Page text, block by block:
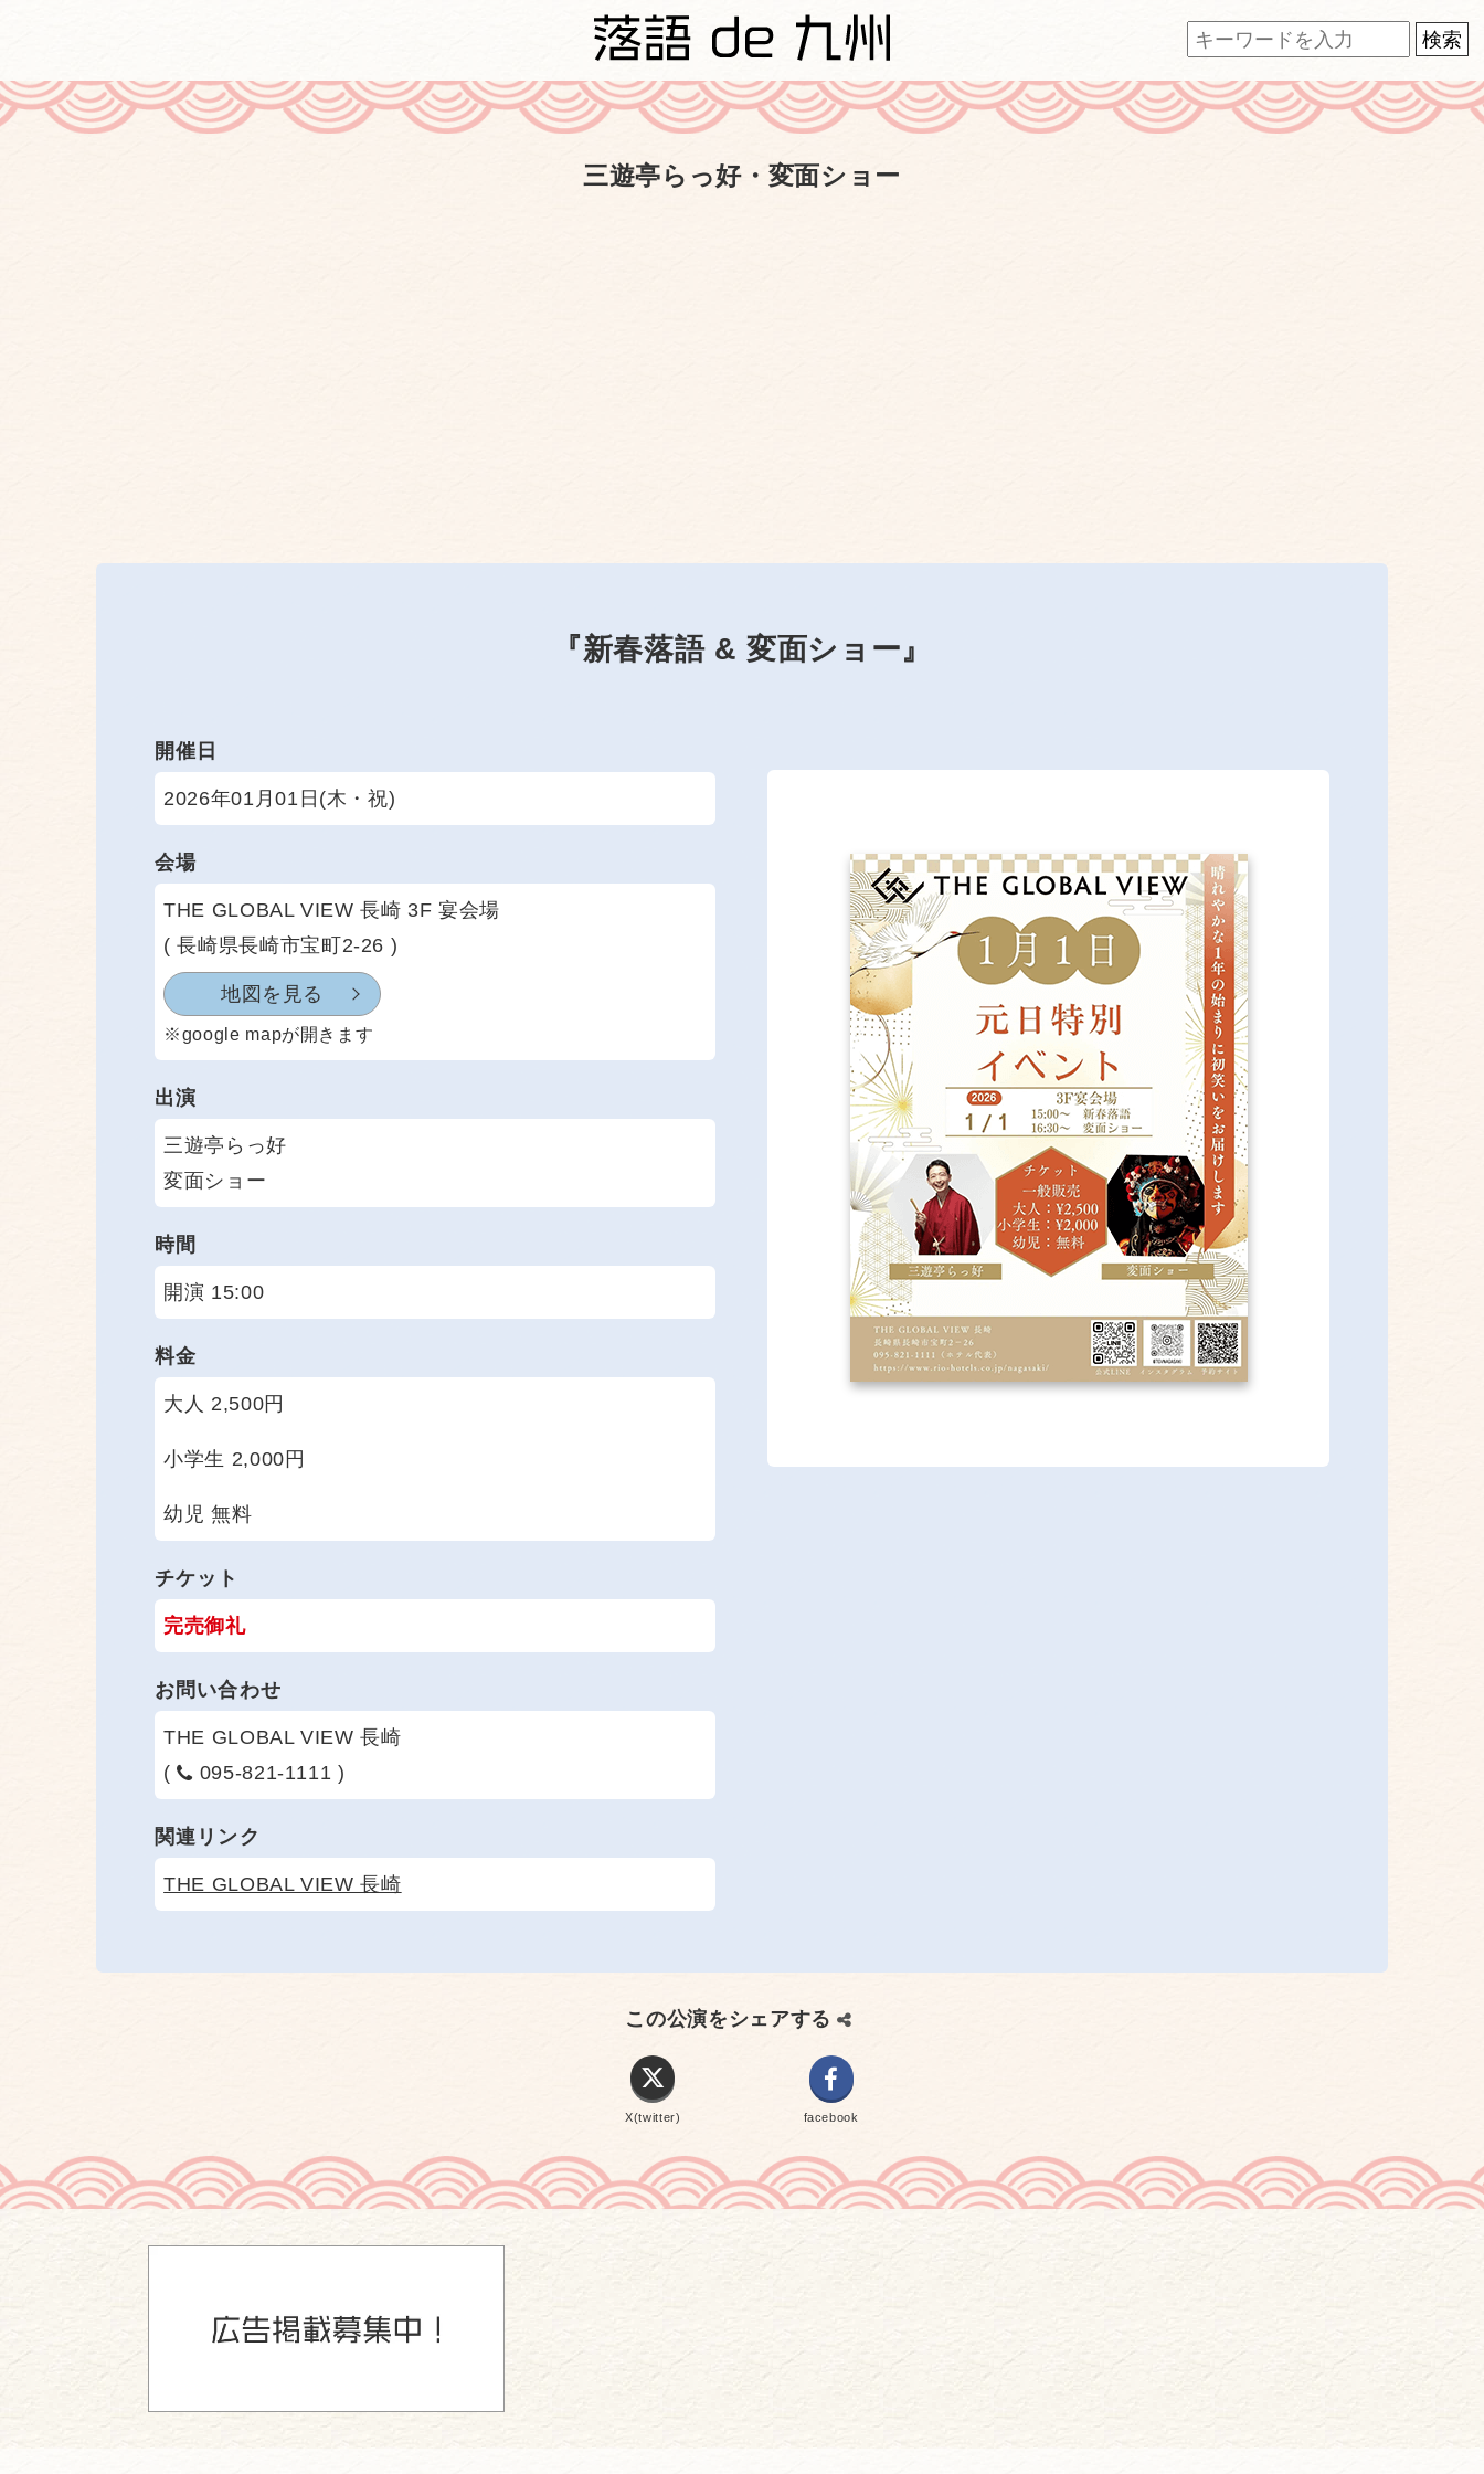
三遊亭らっ好・変面ショー
『新春落語 & 変面ショー』
開催日
2026年01月01日(木・祝)
会場
THE GLOBAL VIEW 長崎 3F 宴会場
( 長崎県長崎市宝町2-26 )
地図を見る
※google mapが開きます
出演
三遊亭らっ好
変面ショー
時間
開演 15:00
料金
大人 2,500円
小学生 2,000円
幼児 無料
チケット
完売御礼
お問い合わせ
THE GLOBAL VIEW 長崎
(
095-821-1111 )
関連リンク
THE GLOBAL VIEW 長崎
この公演をシェアする
X(twitter) facebook